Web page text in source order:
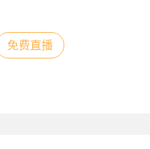
免费直播